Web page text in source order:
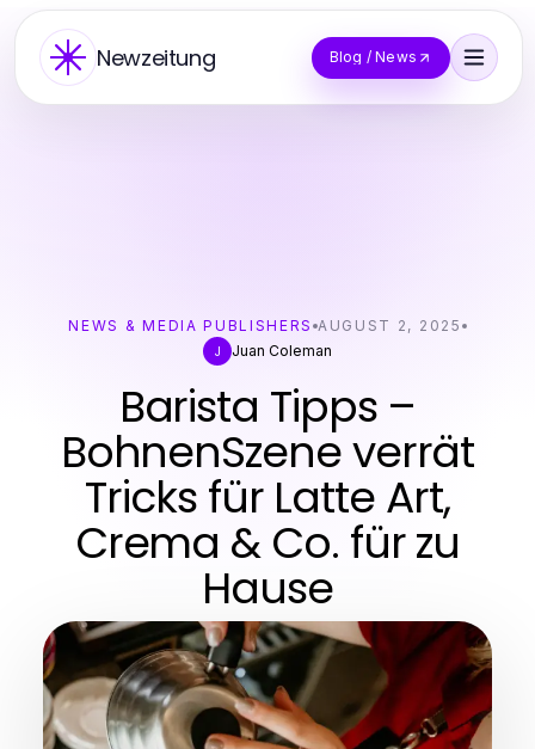
Newzeitung Blog / News
NEWS & MEDIA PUBLISHERS AUGUST 2, 2025
J
Juan Coleman
Barista Tipps –
BohnenSzene verrät
Tricks für Latte Art,
Crema & Co. für zu
Hause